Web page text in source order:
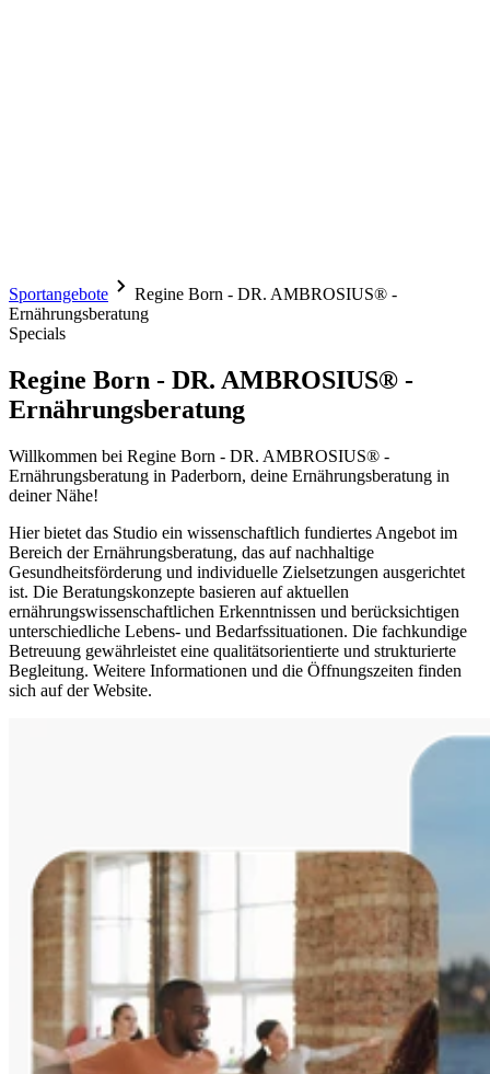
Sportangebote
Regine Born - DR. AMBROSIUS® -
Ernährungsberatung
Specials
Regine Born - DR. AMBROSIUS® -
Ernährungsberatung
Willkommen bei Regine Born - DR. AMBROSIUS® -
Ernährungsberatung in Paderborn, deine Ernährungsberatung in
deiner Nähe!
Hier bietet das Studio ein wissenschaftlich fundiertes Angebot im
Bereich der Ernährungsberatung, das auf nachhaltige
Gesundheitsförderung und individuelle Zielsetzungen ausgerichtet
ist. Die Beratungskonzepte basieren auf aktuellen
ernährungswissenschaftlichen Erkenntnissen und berücksichtigen
unterschiedliche Lebens- und Bedarfssituationen. Die fachkundige
Betreuung gewährleistet eine qualitätsorientierte und strukturierte
Begleitung. Weitere Informationen und die Öffnungszeiten finden
sich auf der Website.